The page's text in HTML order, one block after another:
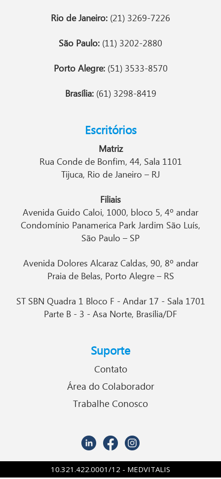
Rio de Janeiro: (21) 3269-7226
São Paulo: (11) 3202-2880
Porto Alegre:(51) 3533-8570
Brasília:(61) 3298-8419
Escritórios
Matriz
Rua Conde de Bonfim, 44, Sala 1101
Tijuca, Rio de Janeiro – RJ
Filiais
Avenida Guido Caloi, 1000, bloco 5, 4º andar
Condomínio Panamerica Park Jardim São Luís,
São Paulo – SP
Avenida Dolores Alcaraz Caldas, 90, 8º andar
Praia de Belas, Porto Alegre – RS
ST SBN Quadra 1 Bloco F - Andar 17 - Sala 1701
Parte B - 3 - Asa Norte, Brasília/DF
Suporte
Contato
Área do Colaborador
Trabalhe Conosco
10.321.422.0001/12 - MEDVITALIS